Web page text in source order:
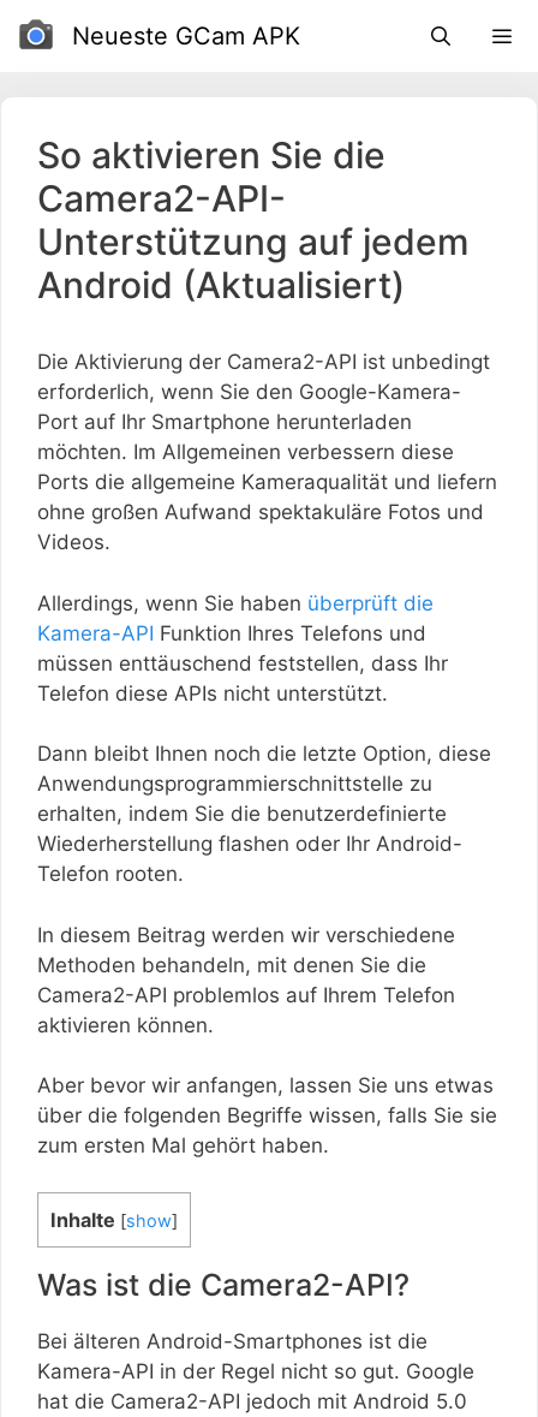
Zum
Inhalt
Neueste GCam APK
So aktivieren Sie die
Camera2-API-
Unterstützung auf jedem
Android (Aktualisiert)
Die Aktivierung der Camera2-API ist unbedingt
erforderlich, wenn Sie den Google-Kamera-
Port auf Ihr Smartphone herunterladen
möchten. Im Allgemeinen verbessern diese
Ports die allgemeine Kameraqualität und liefern
ohne großen Aufwand spektakuläre Fotos und
Videos.
Allerdings, wenn Sie haben überprüft die
Kamera-API Funktion Ihres Telefons und
müssen enttäuschend feststellen, dass Ihr
Telefon diese APIs nicht unterstützt.
Dann bleibt Ihnen noch die letzte Option, diese
Anwendungsprogrammierschnittstelle zu
erhalten, indem Sie die benutzerdefinierte
Wiederherstellung flashen oder Ihr Android-
Telefon rooten.
In diesem Beitrag werden wir verschiedene
Methoden behandeln, mit denen Sie die
Camera2-API problemlos auf Ihrem Telefon
aktivieren können.
Aber bevor wir anfangen, lassen Sie uns etwas
über die folgenden Begriffe wissen, falls Sie sie
zum ersten Mal gehört haben.
Inhalte [show]
Was ist die Camera2-API?
Bei älteren Android-Smartphones ist die
Kamera-API in der Regel nicht so gut. Google
hat die Camera2-API jedoch mit Android 5.0